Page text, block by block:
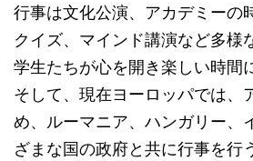
行事は文化公演、アカデミーの
クイズ、マインド講演など多様
学生たちが心を開き楽しい時間
そして、現在ヨーロッパでは、
め、ルーマニア、ハンガリー、
ざまな国の政府と共に行事を行